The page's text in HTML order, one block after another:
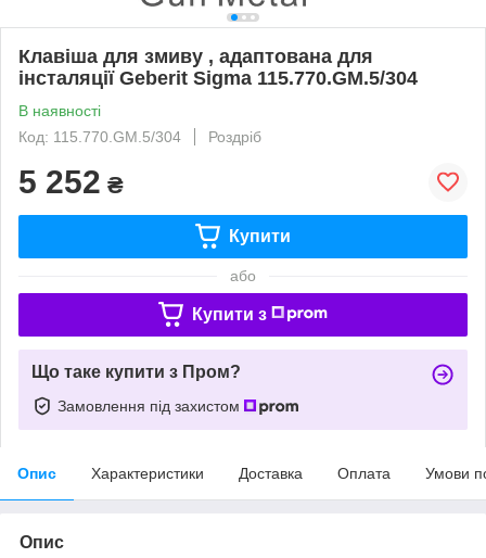
Клавіша для змиву , адаптована для
інсталяції Geberit Sigma 115.770.GM.5/304
В наявності
Код: 115.770.GM.5/304
Роздріб
5 252 ₴
Купити
або
Купити з
Що таке купити з Пром?
Замовлення під захистом
Опис Характеристики Доставка Оплата Умови
Опис